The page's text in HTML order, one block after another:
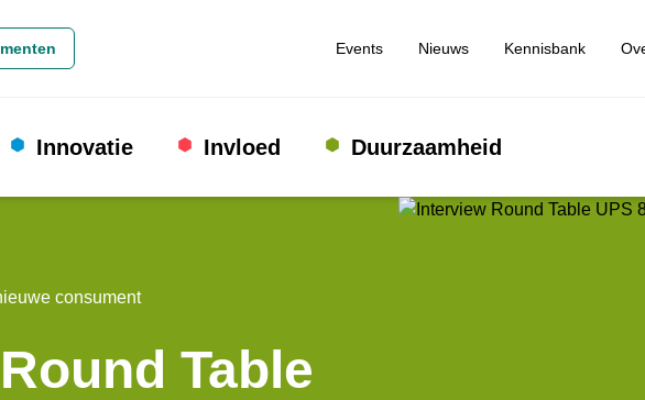
Events Nieuws Kennisbank
Innovatie Invloed Duurzaamheid
consument
Table